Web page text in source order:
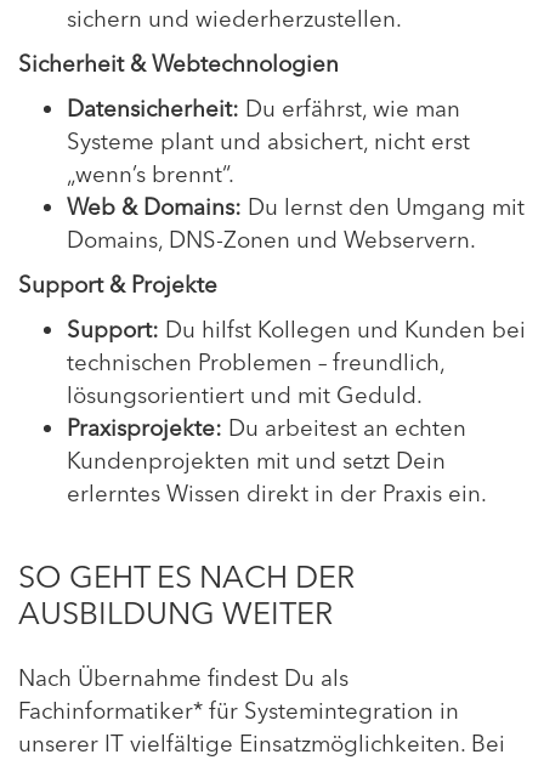
sichern und wiederherzustellen.
Sicherheit & Webtechnologien
Datensicherheit: Du erfährst, wie man
Systeme plant und absichert, nicht erst
„wenn’s brennt“.
Web & Domains: Du lernst den Umgang mit
Domains, DNS-Zonen und Webservern.
Support & Projekte
Support: Du hilfst Kollegen und Kunden bei
technischen Problemen – freundlich,
lösungsorientiert und mit Geduld.
Praxisprojekte: Du arbeitest an echten
Kundenprojekten mit und setzt Dein
erlerntes Wissen direkt in der Praxis ein.
SO GEHT ES NACH DER
AUSBILDUNG WEITER
Nach Übernahme findest Du als
Fachinformatiker* für Systemintegration in
unserer IT vielfältige Einsatzmöglichkeiten. Bei